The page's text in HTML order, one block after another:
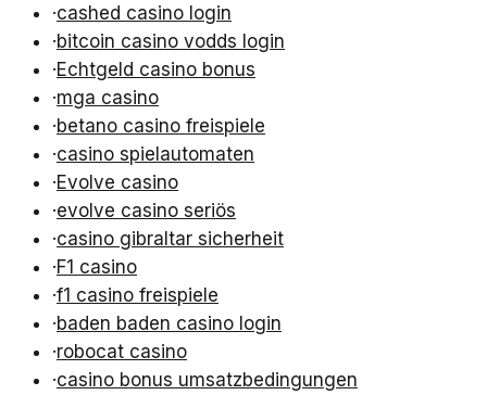
·cashed casino login
·bitcoin casino vodds login
·Echtgeld casino bonus
·mga casino
·betano casino freispiele
·casino spielautomaten
·Evolve casino
·evolve casino seriös
·casino gibraltar sicherheit
·F1 casino
·f1 casino freispiele
·baden baden casino login
·robocat casino
·casino bonus umsatzbedingungen